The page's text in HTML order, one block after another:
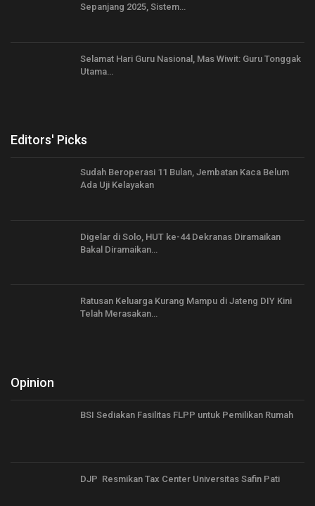
Sepanjang 2025, Sistem…
Selamat Hari Guru Nasional, Mas Wiwit: Guru Tonggak
Utama…
Editors' Picks
Sudah Beroperasi 11 Bulan, Jembatan Kaca Belum
Ada Uji Kelayakan
Digelar di Solo, HUT ke-44 Dekranas Diramaikan
Bakal Diramaikan…
Ratusan Keluarga Kurang Mampu di Jateng DIY Kini
Telah Merasakan…
Opinion
BSI Sediakan Fasilitas FLPP untuk Pemilikan Rumah
DJP Resmikan Tax Center Universitas Safin Pati